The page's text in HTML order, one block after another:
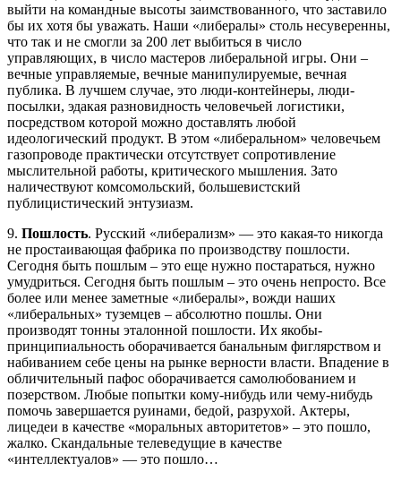
выйти на командные высоты заимствованного, что заставило
бы их хотя бы уважать. Наши «либералы» столь несуверенны,
что так и не смогли за 200 лет выбиться в число
управляющих, в число мастеров либеральной игры. Они –
вечные управляемые, вечные манипулируемые, вечная
публика. В лучшем случае, это люди-контейнеры, люди-
посылки, эдакая разновидность человечьей логистики,
посредством которой можно доставлять любой
идеологический продукт. В этом «либеральном» человечьем
газопроводе практически отсутствует сопротивление
мыслительной работы, критического мышления. Зато
наличествуют комсомольский, большевистский
публицистический энтузиазм.
9. Пошлость. Русский «либерализм» — это какая-то никогда
не простаивающая фабрика по производству пошлости.
Сегодня быть пошлым – это еще нужно постараться, нужно
умудриться. Сегодня быть пошлым – это очень непросто. Все
более или менее заметные «либералы», вожди наших
«либеральных» туземцев – абсолютно пошлы. Они
производят тонны эталонной пошлости. Их якобы-
принципиальность оборачивается банальным фиглярством и
набиванием себе цены на рынке верности власти. Впадение в
обличительный пафос оборачивается самолюбованием и
позерством. Любые попытки кому-нибудь или чему-нибудь
помочь завершается руинами, бедой, разрухой. Актеры,
лицедеи в качестве «моральных авторитетов» – это пошло,
жалко. Скандальные телеведущие в качестве
«интеллектуалов» — это пошло…